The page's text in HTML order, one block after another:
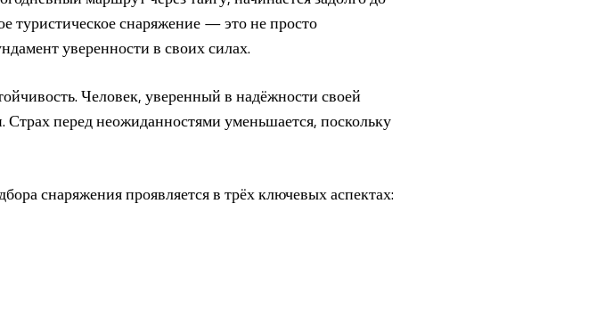
туристическое снаряжение — это не просто
уверенности в своих силах.
Человек, уверенный в надёжности своей
перед неожиданностями уменьшается, поскольку
снаряжения проявляется в трёх ключевых аспектах: